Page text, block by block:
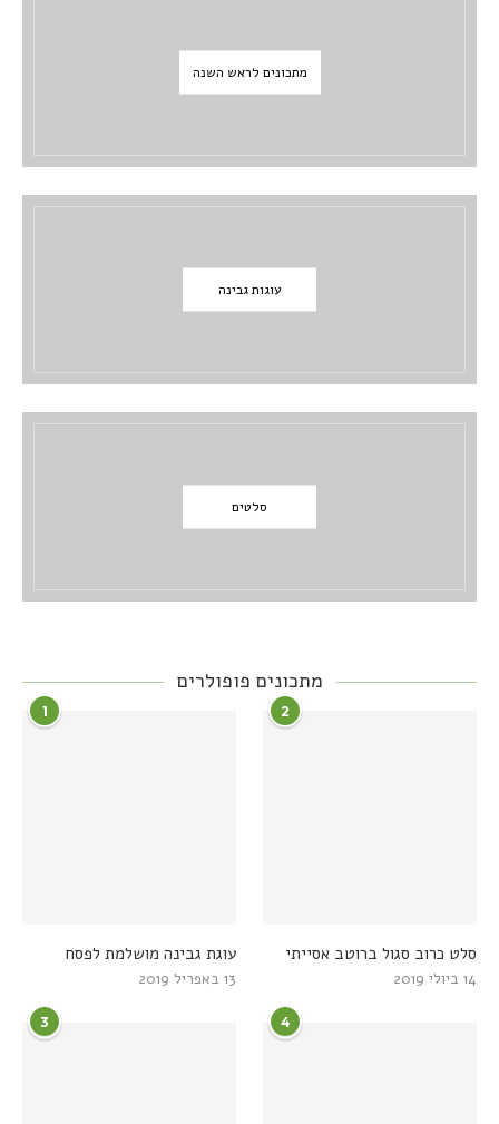
מתכונים לראש השנה
עוגות גבינה
סלטים
מתכונים פופולרים
1
עוגת גבינה מושלמת לפסח
13 באפריל 2019
2
סלט כרוב סגול ברוטב אסייתי
14 ביולי 2019
3 4